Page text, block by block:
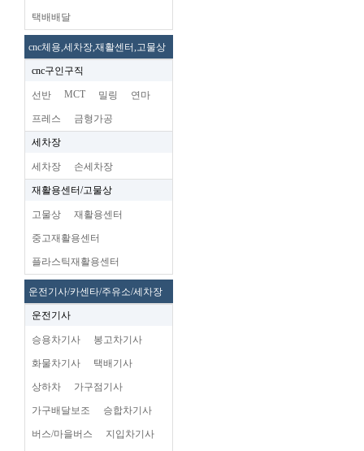
택배배달
cnc체용,세차장,재활센터,고물상
cnc구인구직
선반 MCT 밀링 연마
프레스 금형가공
세차장
세차장 손세차장
재활용센터/고물상
고물상 재활용센터
중고재활용센터
플라스틱재활용센터
운전기사/카센타/주유소/세차장
운전기사
승용차기사 봉고차기사
화물차기사 택배기사
상하차 가구점기사
가구배달보조 승합차기사
버스/마을버스 지입차기사